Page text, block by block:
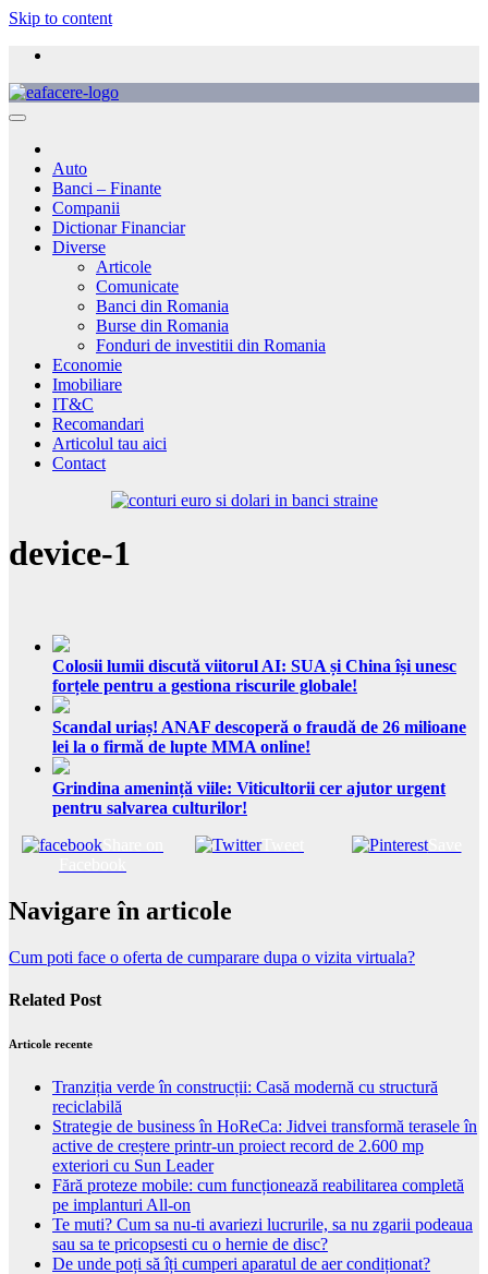
Skip to content
Auto
Banci – Finante
Companii
Dictionar Financiar
Diverse
Articole
Comunicate
Banci din Romania
Burse din Romania
Fonduri de investitii din Romania
Economie
Imobiliare
IT&C
Recomandari
Articolul tau aici
Contact
device-1
Colosii lumii discută viitorul AI: SUA și China își unesc
forțele pentru a gestiona riscurile globale!
Scandal uriaș! ANAF descoperă o fraudă de 26 milioane
lei la o firmă de lupte MMA online!
Grindina amenință viile: Viticultorii cer ajutor urgent
pentru salvarea culturilor!
Tweet Save
Navigare în articole
Cum poti face o oferta de cumparare dupa o vizita virtuala?
Related Post
Articole recente
Tranziția verde în construcții: Casă modernă cu structură
reciclabilă
Strategie de business în HoReCa: Jidvei transformă terasele în
active de creștere printr-un proiect record de 2.600 mp
exteriori cu Sun Leader
Fără proteze mobile: cum funcționează reabilitarea completă
pe implanturi All-on
Te muti? Cum sa nu-ti avariezi lucrurile, sa nu zgarii podeaua
sau sa te pricopsesti cu o hernie de disc?
De unde poți să îți cumperi aparatul de aer condiționat?